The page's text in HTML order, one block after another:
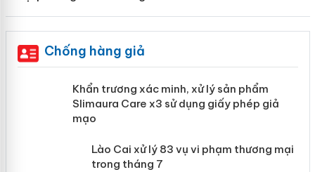
Chống hàng giả
Khẩn trương xác minh, xử lý sản phẩm
Slimaura Care x3 sử dụng giấy phép giả
mạo
Lào Cai xử lý 83 vụ vi phạm thương
mại trong tháng 7